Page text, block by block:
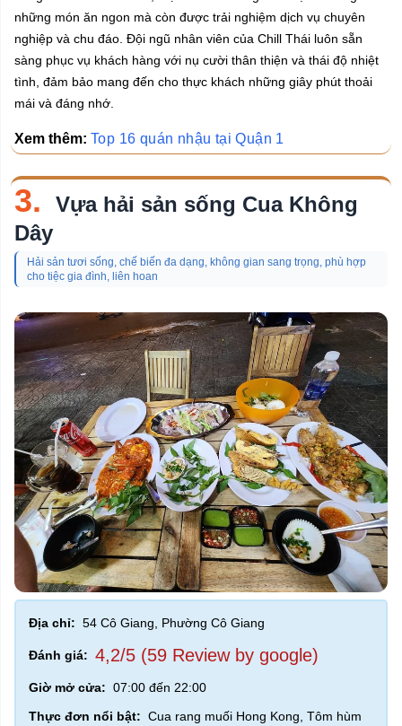
những món ăn ngon mà còn được trải nghiệm dịch vụ chuyên
nghiệp và chu đáo. Đội ngũ nhân viên của Chill Thái luôn sẵn
sàng phục vụ khách hàng với nụ cười thân thiện và thái độ nhiệt
tình, đảm bảo mang đến cho thực khách những giây phút thoải
mái và đáng nhớ.
Xem thêm: Top 16 quán nhậu tại Quận 1
3.
Vựa hải sản sống Cua Không
Dây
Hải sản tươi sống, chế biến đa dạng, không gian sang trọng, phù hợp
cho tiệc gia đình, liên hoan
Địa chỉ: 54 Cô Giang, Phường Cô Giang
Đánh giá: 4,2/5 (59 Review by google)
Giờ mở cửa: 07:00 đến 22:00
Thực đơn nổi bật: Cua rang muối Hong Kong, Tôm hùm